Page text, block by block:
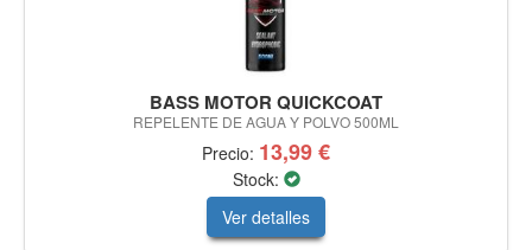
BASS MOTOR QUICKCOAT
REPELENTE DE AGUA Y POLVO 500ML
Precio: 13,99 €
Stock:
Ver detalles